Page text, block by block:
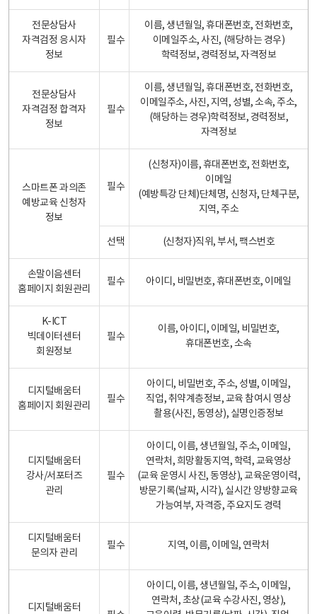
전문상담사
자격검정 응시자
정보
필수
이름, 생년월일, 휴대폰번호, 전화번호,
이메일주소, 사진, (해당하는 경우)
학력정보, 경력정보, 자격정보
전문상담사
자격검정 합격자
정보
필수
이름, 생년월일, 휴대폰번호, 전화번호,
이메일주소, 사진, 지역, 성별, 소속, 주소,
(해당하는 경우)학력정보, 경력정보,
자격정보
스마트폰 과의존
예방교육 신청자
정보
필수
(신청자)이름, 휴대폰번호, 전화번호,
이메일
(예방특강 단체)단체명, 신청자, 단체구분,
지역, 주소
선택 (신청자)직위, 부서, 팩스번호
손말이음센터
홈페이지 회원관리
필수 아이디, 비밀번호, 휴대폰번호, 이메일
K-ICT
빅데이터센터
회원정보
필수
이름, 아이디, 이메일, 비밀번호,
휴대폰번호, 소속
디지털배움터
홈페이지 회원관리
필수
아이디, 비밀번호, 주소, 성별, 이메일,
직업, 취약계층정보, 교육 참여시 영상
촬용(사진, 동영상), 실명인증정보
디지털배움터
강사/서포터즈
관리
필수
아이디, 이름, 생년월일, 주소, 이메일,
연락처, 희망활동지역, 학력, 교육영상
(교육 운영시 사진, 동영상), 교육운영이력,
방문기록(날짜, 시각), 실시간 양방향교육
가능여부, 자격증, 주요지도 경력
디지털배움터
문의자 관리
필수 지역, 이름, 이메일, 연락처
디지털배움터
아이디, 이름, 생년월일, 주소, 이메일,
연락처, 초상(교육 수강사진, 영상),